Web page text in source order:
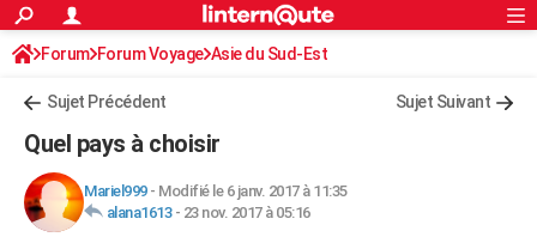
ACTUALITÉS
Politique
Société
Faits Divers
Education
Monde
Villes
+
FINANCE
Retraite
Impôts
Epargne
Immobilier
Risques naturels par ville
Banque
Assurance
Crédit
AUTO
S'inscrire
Connexion
Forum Forum Voyage Asie du Sud-Est
Sujet Précédent Sujet Suivant
Quel pays à choisir
Mariel999- Modifié le 6 janv. 2017 à 11:35
alana1613- 23 nov. 2017 à 05:16